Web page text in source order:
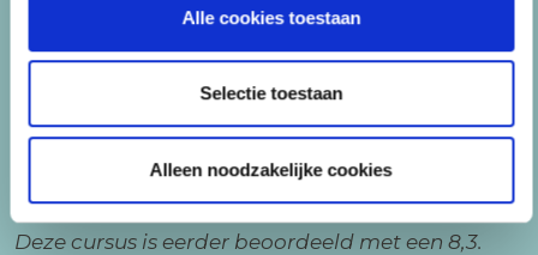
Alle cookies toestaan
Selectie toestaan
Alleen noodzakelijke cookies
Deze cursus is eerder beoordeeld met een 8,3.